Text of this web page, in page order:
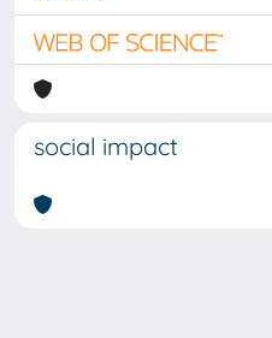
social impact